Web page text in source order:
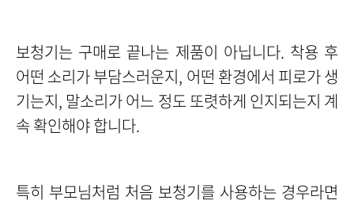
보청기는 구매로 끝나는 제품이 아닙니다. 착용 후
어떤 소리가 부담스러운지, 어떤 환경에서 피로가 생
기는지, 말소리가 어느 정도 또렷하게 인지되는지 계
속 확인해야 합니다.
특히 부모님처럼 처음 보청기를 사용하는 경우라면